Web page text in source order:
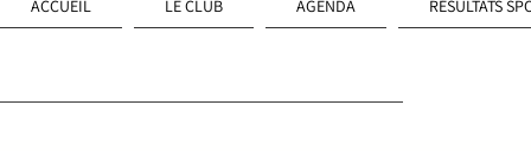
ACCUEIL LE CLUB AGENDA RÉSULTATS